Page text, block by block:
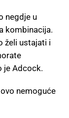
negdje u
kombinacija.
želi ustajati i
je Adcock.
nemoguće